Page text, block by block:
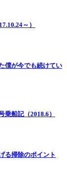
～）
僕が今でも続けてい
船記（2018.6）
る掃除のポイント